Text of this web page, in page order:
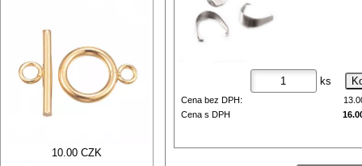
ks
Cena bez DPH:
Cena s DPH
10.00 CZK